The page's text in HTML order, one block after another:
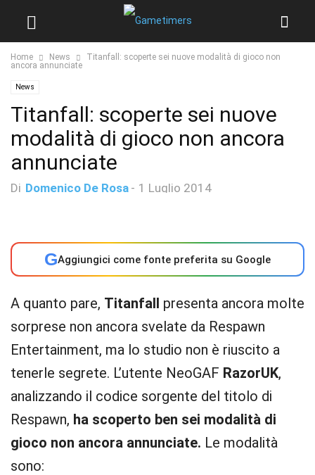
Home News
Titanfall: scoperte sei nuove modalità di gioco non
ancora annunciate
News
Titanfall: scoperte sei nuove
modalità di gioco non ancora
annunciate
Di Domenico De Rosa - 1 Luglio 2014
GAggiungici come fonte preferita su Google
A quanto pare, Titanfall presenta ancora molte
sorprese non ancora svelate da Respawn
Entertainment, ma lo studio non è riuscito a
tenerle segrete. L’utente NeoGAF RazorUK,
analizzando il codice sorgente del titolo di
Respawn, ha scoperto ben sei modalità di
gioco non ancora annunciate. Le modalità
sono: